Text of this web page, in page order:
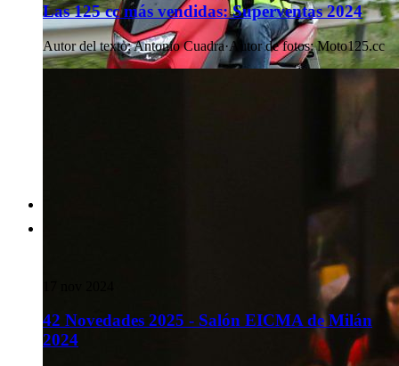
Las 125 cc más vendidas: Superventas 2024
Autor del texto:Antonio Cuadra·Autor de fotos: Moto125.cc
42 Novedades 2025 - Salón EICMA de Milán
2024